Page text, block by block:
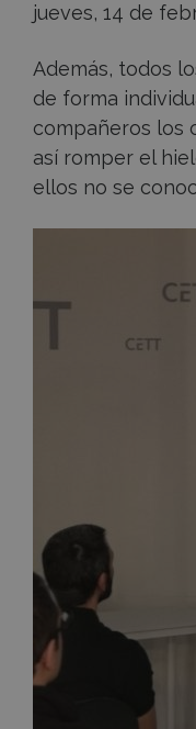
jueves, 14 de
Además, todos
de forma
compañeros los
así romper el
ellos no se